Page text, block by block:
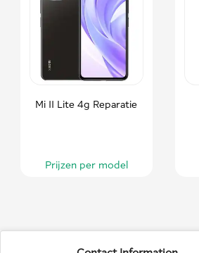
Mi 11 Lite 4g Reparatie
Prijzen per model